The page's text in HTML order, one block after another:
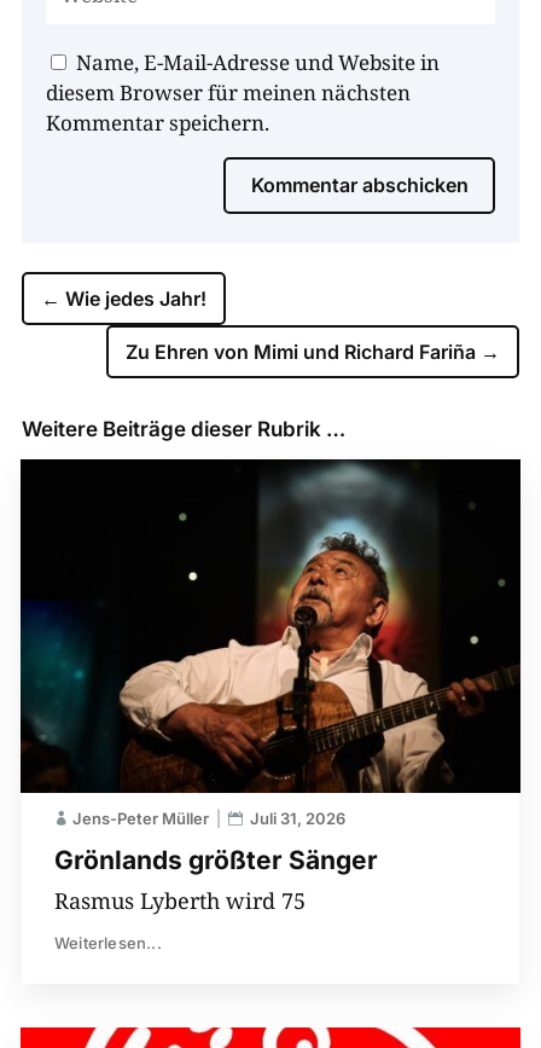
Name, E-Mail-Adresse und Website in
diesem Browser für meinen nächsten
Kommentar speichern.
Kommentar abschicken
← Wie jedes Jahr!
Zu Ehren von Mimi und Richard Fariña →
Weitere Beiträge dieser Rubrik …
Grönlands größter Sänger
Jens-Peter Müller Juli 31, 2026
Rasmus Lyberth wird 75
Weiterlesen...